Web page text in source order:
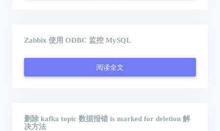
Zabbix 使用 ODBC 监控 MySQL
阅读全文
删除 kafka topic 数据报错 is marked for deletion 解
决方法